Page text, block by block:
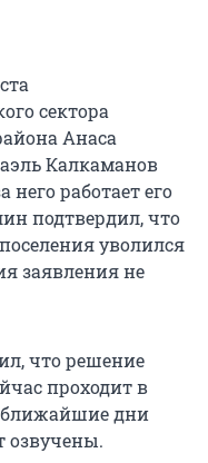
сектора
Анаса
Калкаманов
него работает его
подтвердил, что
уволился
заявления не
что решение
проходит в
ближайшие дни
озвучены.